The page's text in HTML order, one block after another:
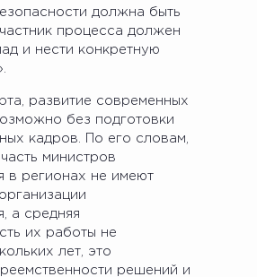
должна быть
процесса должен
и нести конкретную
развитие современных
без подготовки
кадров. По его словам,
министров
в регионах не имеют
а средняя
их работы не
лет, это
решений и